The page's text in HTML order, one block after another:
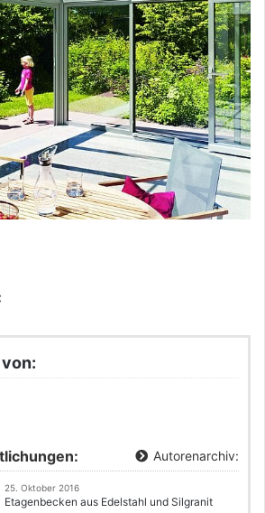
Autorenarchiv:
25. Oktober 2016
Etagenbecken aus Edelstahl und Silgranit